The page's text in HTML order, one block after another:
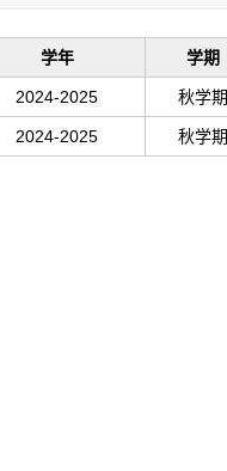
学年 学期
2024-2025 秋学期
2024-2025 秋学期